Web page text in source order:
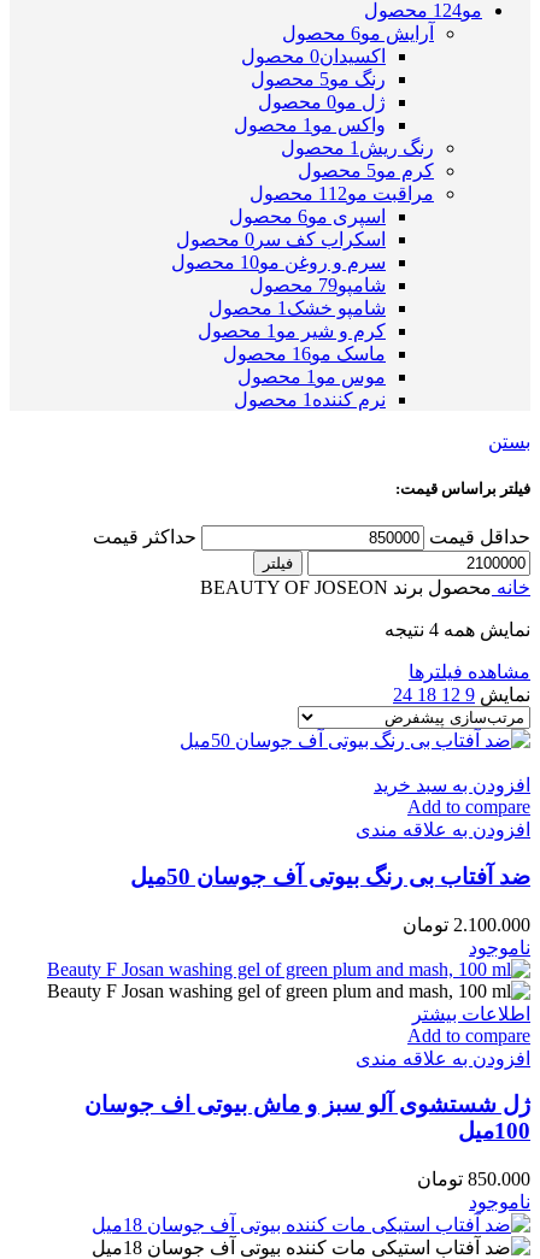
مو124 محصول
آرایش مو6 محصول
اکسیدان0 محصول
رنگ مو5 محصول
ژل مو0 محصول
واکس مو 1 محصول
رنگ ریش 1 محصول
کرم مو5 محصول
مراقبت مو112 محصول
اسپری مو6 محصول
اسکراب کف سر 0 محصول
سرم و روغن مو10 محصول
شامپو79 محصول
شامپو خشک 1 محصول
کرم و شیر مو 1 محصول
ماسک مو16 محصول
موس مو 1 محصول
نرم کننده 1 محصول
بستن
فیلتر براساس قیمت:
حداقل قیمت حداکثر قیمت
فیلتر
خانه محصول برند BEAUTY OF JOSEON
نمایش همه 4 نتیجه
مشاهده فیلترها
نمایش 9
12
18
24
افزودن به سبد خرید
Add to compare
افزودن به علاقه مندی
ضد آفتاب بی رنگ بیوتی آف جوسان 50میل
2.100.000 تومان
ناموجود
اطلاعات بیشتر
Add to compare
افزودن به علاقه مندی
ژل شستشوی آلو سبز و ماش بیوتی اف جوسان
100میل
850.000 تومان
ناموجود